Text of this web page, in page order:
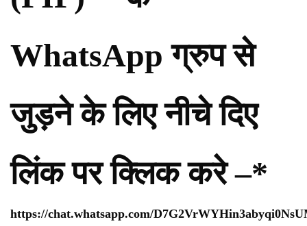
WhatsApp ग्रुप से
जुड़ने के लिए नीचे दिए
लिंक पर क्लिक करे –*
https://chat.whatsapp.com/